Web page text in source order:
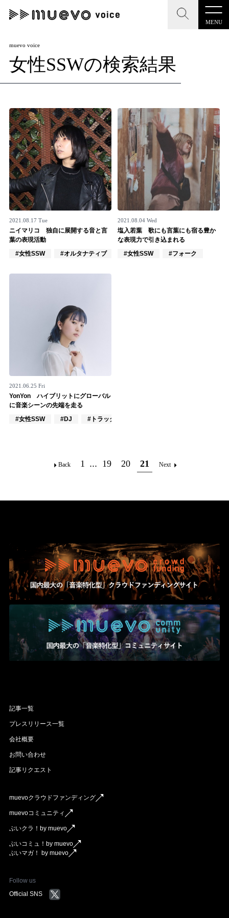
MENU
CLOSE
記事を検索する
人気ワード
#男性SSW #ポップス #女性SSW #ロック
#男性シンガー #HR/HM #女性シンガー
#ヒップホップ #男性シンガーグループ #R&B/ソウル
CLOSE
muevo media
"読者の声を形にする”音楽特化メディア
MENU
記事一覧
プレスリリース一覧
会社概要
お問い合わせ
記事リクエスト
muevoクラウドファンディング
muevoコミュニティ
ぶいクラ！by muevo
ぶいコミュ！by muevo
ぶいマガ！ by muevo
muevo voice
女性SSWの検索結果
2021.08.17 Tue
ニイマリコ 独自に展開する音と言
葉の表現活動
#女性SSW
#オルタナティブ
2021.08.04 Wed
塩入若葉 歌にも言葉にも宿る豊か
な表現力で引き込まれる
#女性SSW
#フォーク
2021.06.25 Fri
YonYon ハイブリットにグローバル
に音楽シーンの先端を走る
#女性SSW
#DJ #トラックメイカー
Back 1 ... 19 20 21 Next
記事一覧
プレスリリース一覧
会社概要
お問い合わせ
記事リクエスト
muevoクラウドファンディング
muevoコミュニティ
ぶいクラ！by muevo
ぶいコミュ！by muevo
ぶいマガ！ by muevo
Follow us
Official SNS